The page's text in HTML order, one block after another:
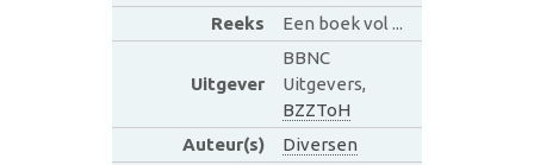
Reeks
Een boek vol ...
Uitgever
BBNC
Uitgevers,
BZZToH
Auteur(s)
Diversen